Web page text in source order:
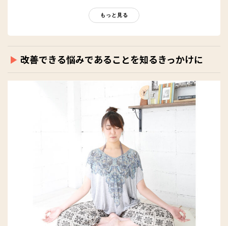
のお悩みに答え、楽に生きられる考え方を配信している。
もっと見る
改善できる悩みであることを知るきっかけに